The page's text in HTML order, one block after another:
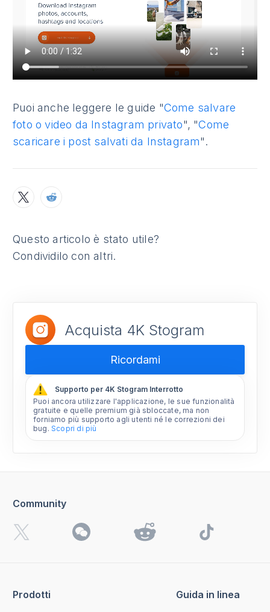
Puoi anche leggere le guide "Come salvare
foto o video da Instagram privato", "Come
scaricare i post salvati da Instagram".
Questo articolo è stato utile?
Condividilo con altri.
Acquista 4K Stogram
Ricordami
Supporto per 4K Stogram Interrotto
Puoi ancora utilizzare l'applicazione, le sue funzionalità
gratuite e quelle premium già sbloccate, ma non
forniamo più supporto agli utenti né le correzioni dei
bug. Scopri di più
Prodotti Guida in linea
Community